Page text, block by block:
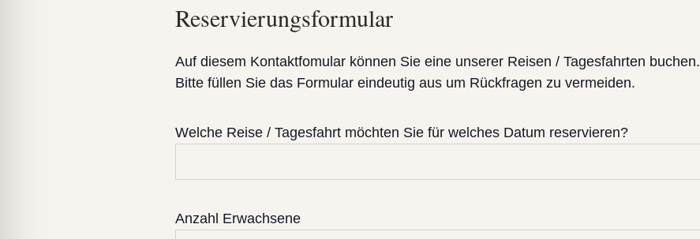
Reservierungsformular
Auf diesem Kontaktfomular können Sie eine unserer Reisen / Tagesfahrten buchen.
Bitte füllen Sie das Formular eindeutig aus um Rückfragen zu vermeiden.
Welche Reise / Tagesfahrt möchten Sie für welches Datum reservieren?
Anzahl Erwachsene